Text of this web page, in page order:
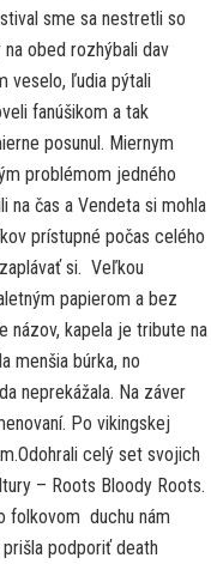
sme sa nestretli so
obed rozhýbali dav
veselo, ľudia pýtali
fanúšikom a tak
posunul. Miernym
problémom jedného
na čas a Vendeta si mohla
prístupné počas celého
si. Veľkou
papierom a bez
názov, kapela je tribute na
menšia búrka, no
neprekážala. Na záver
Po vikingskej
celý set svojich
– Roots Bloody Roots.
folkovom duchu nám
podporiť death